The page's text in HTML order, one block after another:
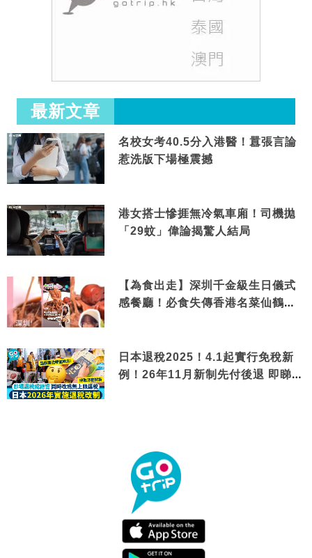
最新文章
名校女考40.5分入港醫！囂張言論
惹洗版下場極震撼
港女搭士慘捱無冷氣車廂！司機拋
「29蚊」偉論揭驚人結局
【為食出走】深圳千金級生日儀式
感餐廳！必食失傳香港名菜仙鶴神
日本退稅2025！4.1起實行免稅新
例！26年11月新制先付後退 即睇步